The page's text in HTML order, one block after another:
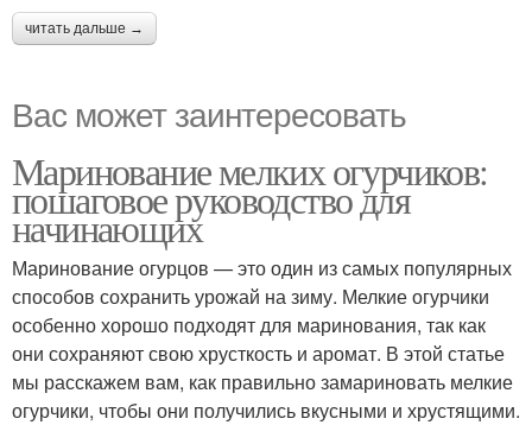
читать дальше →
Вас может заинтересовать
Маринование мелких огурчиков:
пошаговое руководство для
начинающих
Маринование огурцов — это один из самых популярных
способов сохранить урожай на зиму. Мелкие огурчики
особенно хорошо подходят для маринования, так как
они сохраняют свою хрусткость и аромат. В этой статье
мы расскажем вам, как правильно замариновать мелкие
огурчики, чтобы они получились вкусными и хрустящими.